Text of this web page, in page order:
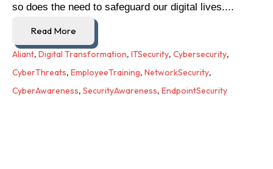
so does the need to safeguard our digital lives....
Read More
Aliant, Digital Transformation, ITSecurity, Cybersecurity,
CyberThreats, EmployeeTraining, NetworkSecurity,
CyberAwareness, SecurityAwareness, EndpointSecurity